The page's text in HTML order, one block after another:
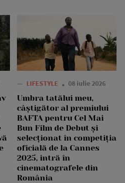
— LIFESTYLE 08 iulie 2026
Umbra tatălui meu,
câștigător al premiului
BAFTA pentru Cel Mai
Bun Film de Debut și
selecționat în competiția
oficială de la Cannes
2025, intră în
cinematografele din
România